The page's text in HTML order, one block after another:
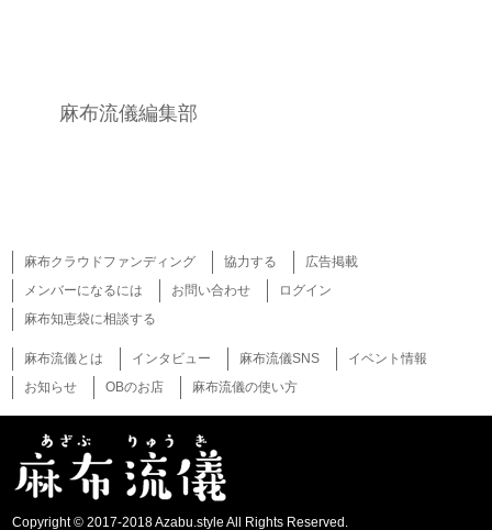
麻布流儀編集部
麻布クラウドファンディング 協力する
広告掲載
メンバーになるには
お問い合わせ
ログイン
麻布知恵袋に相談する
麻布流儀とは インタビュー 麻布流儀SNS
イベント情報
お知らせ
OBのお店 麻布流儀の使い方
Copyright © 2017-2018 Azabu.style All Rights Reserved.